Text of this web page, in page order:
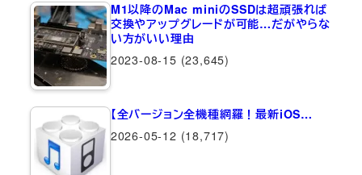
M1以降のMac miniのSSDは超頑張れば
交換やアップグレードが可能…だがやらな
い方がいい理由
2023-08-15 (23,645)
【全バージョン全機種網羅！最新iOS…
2026-05-12 (18,717)